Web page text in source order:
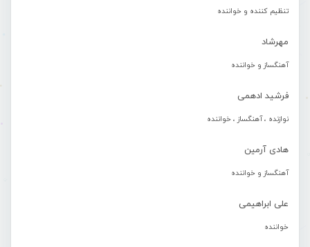
تنظیم کننده و خواننده
مهرشاد
آهنگساز و خواننده
فرشید ادهمی
نوازنده ، آهنگساز ، خواننده
هادی آرمین
آهنگساز و خواننده
علی ابراهیمی
خواننده